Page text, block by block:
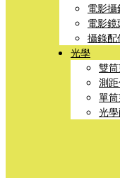
電影攝
電影鏡
攝錄配
光學
雙
測
單
光